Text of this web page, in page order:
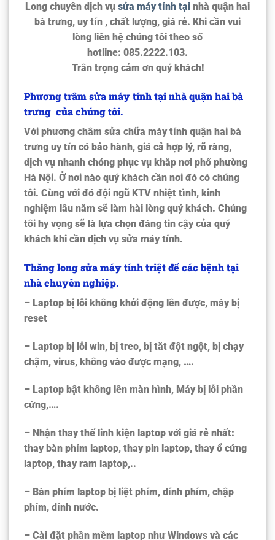
Long chuyên dịch vụ sửa máy tính tại nhà quận hai
bà trưng, uy tín , chất lượng, giá rẻ. Khi cần vui
lòng liên hệ chúng tôi theo số
hotline: 085.2222.103.
Trân trọng cảm ơn quý khách!
Phương trâm sửa máy tính tại nhà quận hai bà
trưng của chúng tôi.
Với phương châm sửa chữa máy tính quận hai bà
trưng uy tín có bảo hành, giá cả hợp lý, rõ ràng,
dịch vụ nhanh chóng phục vụ khắp nơi phố phường
Hà Nội. Ở nơi nào quý khách cần nơi đó có chúng
tôi. Cùng với đó đội ngũ KTV nhiệt tình, kinh
nghiệm lâu năm sẽ làm hài lòng quý khách. Chúng
tôi hy vọng sẽ là lựa chọn đáng tin cậy của quý
khách khi cần dịch vụ sửa máy tính.
Thăng long sửa máy tính triệt để các bệnh tại
nhà chuyên nghiệp.
– Laptop bị lỗi không khởi động lên được, máy bị
reset
– Laptop bị lỗi win, bị treo, bị tắt đột ngột, bị chạy
chậm, virus, không vào được mạng, ….
– Laptop bật không lên màn hình, Máy bị lỗi phần
cứng,….
– Nhận thay thế linh kiện laptop với giá rẻ nhất:
thay bàn phím laptop, thay pin laptop, thay ổ cứng
laptop, thay ram laptop,..
– Bàn phím laptop bị liệt phím, dính phím, chập
phím, dính nước.
– Cài đặt phần mềm laptop như Windows và các